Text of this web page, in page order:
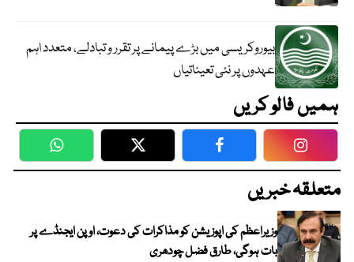
بیوروکریسی میں بڑے پیمانے پر تقرر و تبادلے، متعدد اہم
عہدوں پر نئی تعیناتیاں
ہمیں فالو کریں
WhatsApp Twitter Facebook
متعلقہ خبریں
وزیراعظم کی اپوزیشن کو مذاکرات کی دعوت، اوپن ایجنڈے پر
بات ہوگی، طارق فضل چودھری